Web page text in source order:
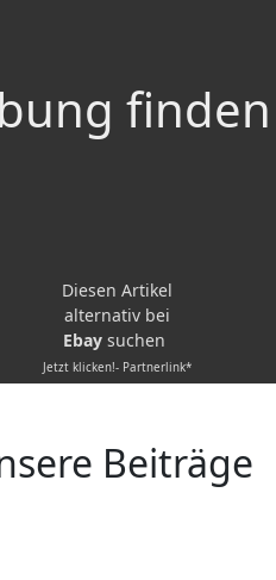
Diesen Artikel
alternativ bei
Ebay suchen
Jetzt klicken!- Partnerlink*
Beiträge